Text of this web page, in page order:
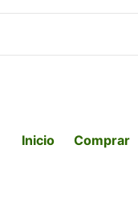
Inicio Comprar